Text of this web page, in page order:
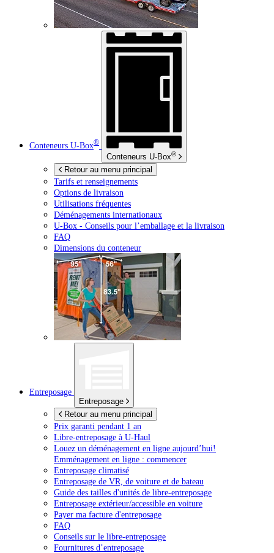
Conteneurs U-Box®
Conteneurs U-Box®
Retour au menu principal
Tarifs et renseignements
Options de livraison
Utilisations fréquentes
Déménagements internationaux
U-Box - Conseils pour l’emballage et la livraison
FAQ
Dimensions du conteneur
Entreposage
Entreposage
Retour au menu principal
Prix garanti pendant 1 an
Libre-entreposage à U-Haul
Louez un déménagement en ligne aujourd’hui!
Emménagement en ligne : commencer
Entreposage climatisé
Entreposage de VR, de voiture et de bateau
Guide des tailles d'unités de libre-entreposage
Entreposage extérieur/accessible en voiture
Payer ma facture d'entreposage
FAQ
Conseils sur le libre-entreposage
Fournitures d’entreposage